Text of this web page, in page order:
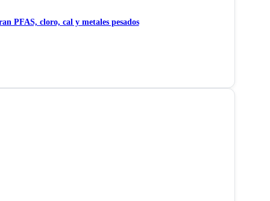
PFAS, cloro, cal y metales pesados